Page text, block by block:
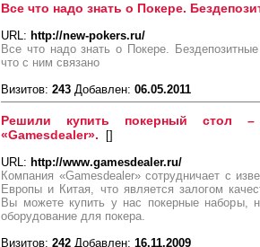
Все что надо знать о Покере.
URL: http://new-pokers.ru/
Все что надо знать о Покере.
что с ним связано
Визитов: 243 Добавлен: 06.05.2011
Решили купить покерный стол
«Gamesdealer». []
URL: http://www.gamesdealer.ru/
Компания «Gamesdealer» сотрудничает с
Европы и Китая, что является залогом
Вы можете купить у нас покерные наборы,
оборудование для покера.
Визитов: 242 Добавлен: 16.11.2009